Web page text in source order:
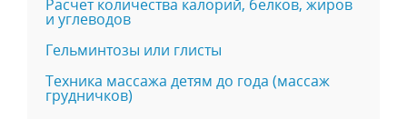
Расчет количества калорий, белков, жиров
и углеводов
Гельминтозы или глисты
Техника массажа детям до года (массаж
грудничков)